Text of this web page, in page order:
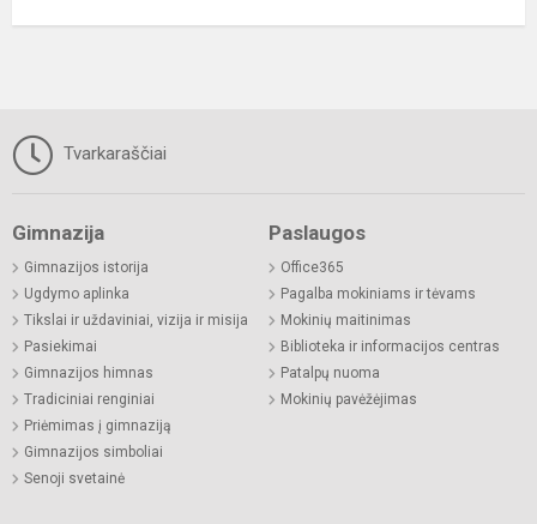
Tvarkaraščiai
Gimnazija
Gimnazijos istorija
Ugdymo aplinka
Tikslai ir uždaviniai, vizija ir misija
Pasiekimai
Gimnazijos himnas
Tradiciniai renginiai
Priėmimas į gimnaziją
Gimnazijos simboliai
Senoji svetainė
Paslaugos
Office365
Pagalba mokiniams ir tėvams
Mokinių maitinimas
Biblioteka ir informacijos centras
Patalpų nuoma
Mokinių pavėžėjimas